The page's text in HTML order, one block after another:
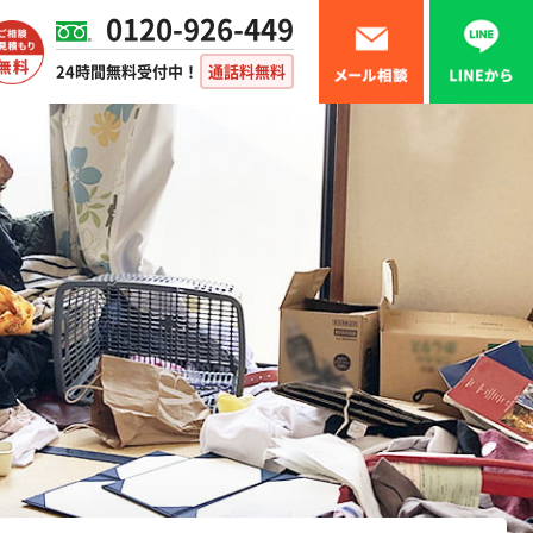
0120-926-449
24時間無料受付中！ 通話料無料